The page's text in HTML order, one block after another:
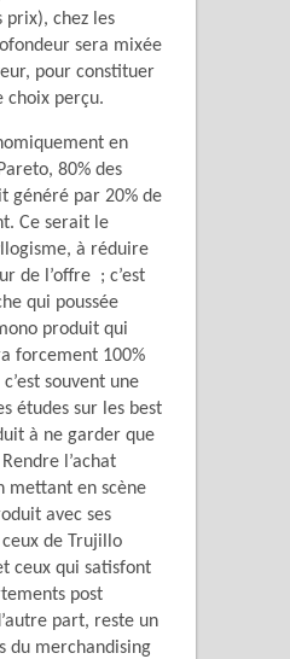
prix), chez les
sera mixée
pour constituer
choix perçu.
en
80% des
généré par 20% de
Ce serait le
à réduire
de l’offre ; c’est
qui poussée
produit qui
forcement 100%
souvent une
études sur les best
à ne garder que
l’achat
mettant en scène
avec ses
de Trujillo
ceux qui satisfont
post
part, reste un
du merchandising